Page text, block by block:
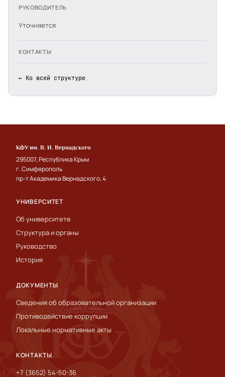
РУКОВОДИТЕЛЬ
Уточняется
КОНТАКТЫ
← Ко всей структуре
КФУ им. В. И. Вернадского
295007, Республика Крым
г. Симферополь
пр-т Академика Вернадского, 4
УНИВЕРСИТЕТ
Об университете
Структура и органы
Руководство
История
ДОКУМЕНТЫ
Сведения об образовательной организации
Противодействие коррупции
Локальные нормативные акты
КОНТАКТЫ
+7 (3652) 54-50-36